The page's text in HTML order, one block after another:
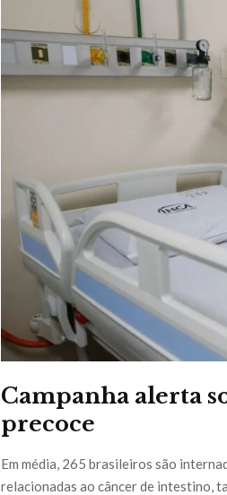
Campanha alerta
precoce
Em média, 265 brasileiros são
relacionadas ao câncer de intestino,